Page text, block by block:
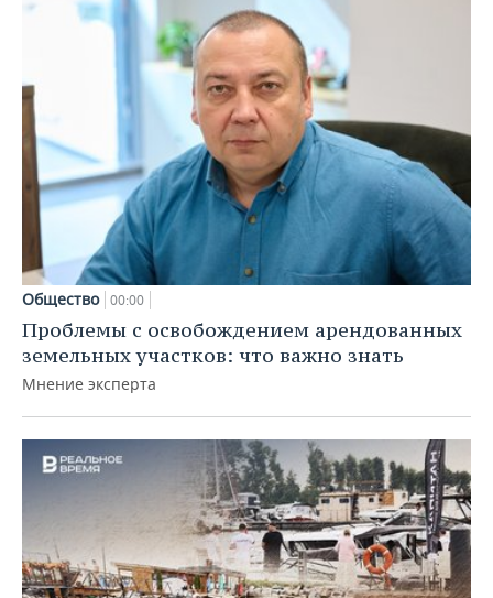
Общество 00:00
Проблемы с освобождением арендованных
земельных участков: что важно знать
Мнение эксперта